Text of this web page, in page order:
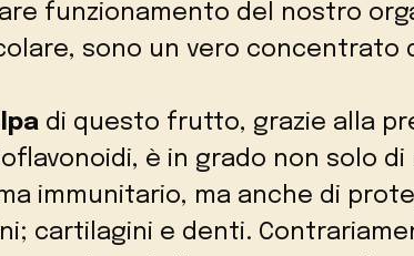
funzionamento del nostro
sono un vero concentrato
di questo frutto, grazie alla
è in grado non solo
immunitario, ma anche di
cartilagini e denti.